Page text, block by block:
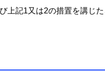
記1又は2の措置を講じた